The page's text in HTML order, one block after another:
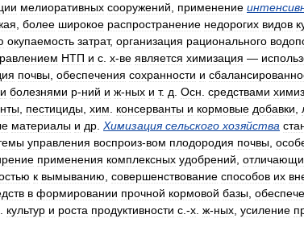
мелиоративных сооружений применение
более широкое распространение недорогих видов
окупаемость затрат, организация рационального
НТП и с х-ве является химизация —
почвы обеспечения сохранности и
и болезнями р-ний и ж-ных и т. д Осн средствами
пестициды хим консерванты и кормовые добавки
материалы и др Химизация сельского хозяйства
управления воспроиз-вом плодородия почвы
применения комплексных удобрений
к вымыванию совершенствование способов их
в формировании прочной кормовой базы
культур и роста продуктивности с .-х ж-ных усиление